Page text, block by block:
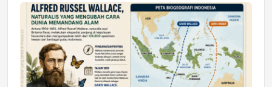
Jumat, 17 Jul 2026 22:30
DAERAH
Astra Motor Kalimantan Timur 2 Dukung
Mahasiswa Samarinda dalam Astra
Honda SDGs Future Leaders 2026
Jumat, 10 Jul 2026 19:01